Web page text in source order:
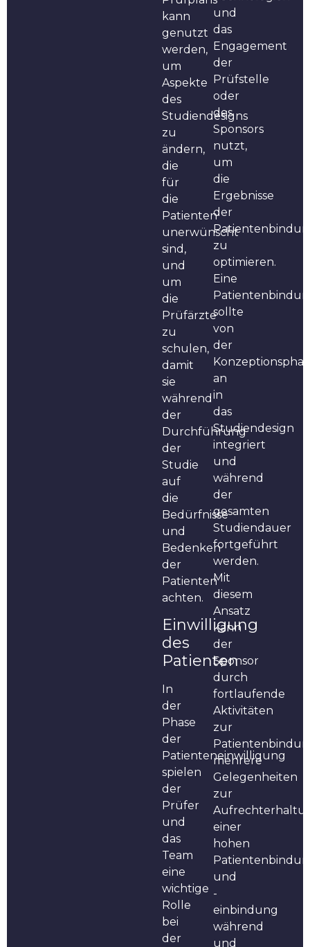
kann
genutzt
werden,
um
Aspekte
des
Studiendesigns
zu
ändern,
die
für
die
Patienten
unerwünscht
sind,
und
um
die
Prüfärzte
zu
schulen,
damit
sie
während
der
Durchführung
der
Studie
auf
die
Bedürfnisse
und
Bedenken
der
Patienten
achten.
Einwilligung
des
Patienten
In
der
Phase
der
Patienteneinwilligung
spielen
der
Prüfer
und
das
Team
eine
wichtige
Rolle
bei
der
und
das
Engagement
der
Prüfstelle
oder
des
Sponsors
nutzt,
um
die
Ergebnisse
der
zu
optimieren.
Eine
sollte
von
der
an
in
das
Studiendesign
integriert
und
während
der
gesamten
Studiendauer
fortgeführt
werden.
Mit
diesem
Ansatz
kann
der
Sponsor
durch
fortlaufende
Aktivitäten
zur
mehrere
Gelegenheiten
zur
einer
hohen
und
-
einbindung
während
und